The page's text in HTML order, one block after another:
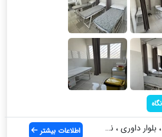
داوری ، نب... اطلاعات بیشتر